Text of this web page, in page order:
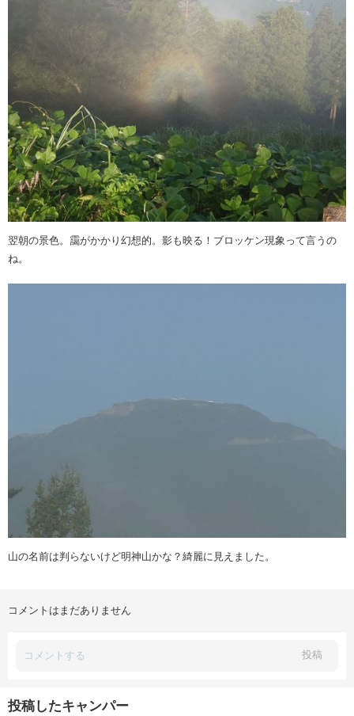
翌朝の景色。靄がかかり幻想的。影も映る！ブロッケン現象って言うの
ね。
山の名前は判らないけど明神山かな？綺麗に見えました。
コメントはまだありません
投稿
投稿したキャンパー